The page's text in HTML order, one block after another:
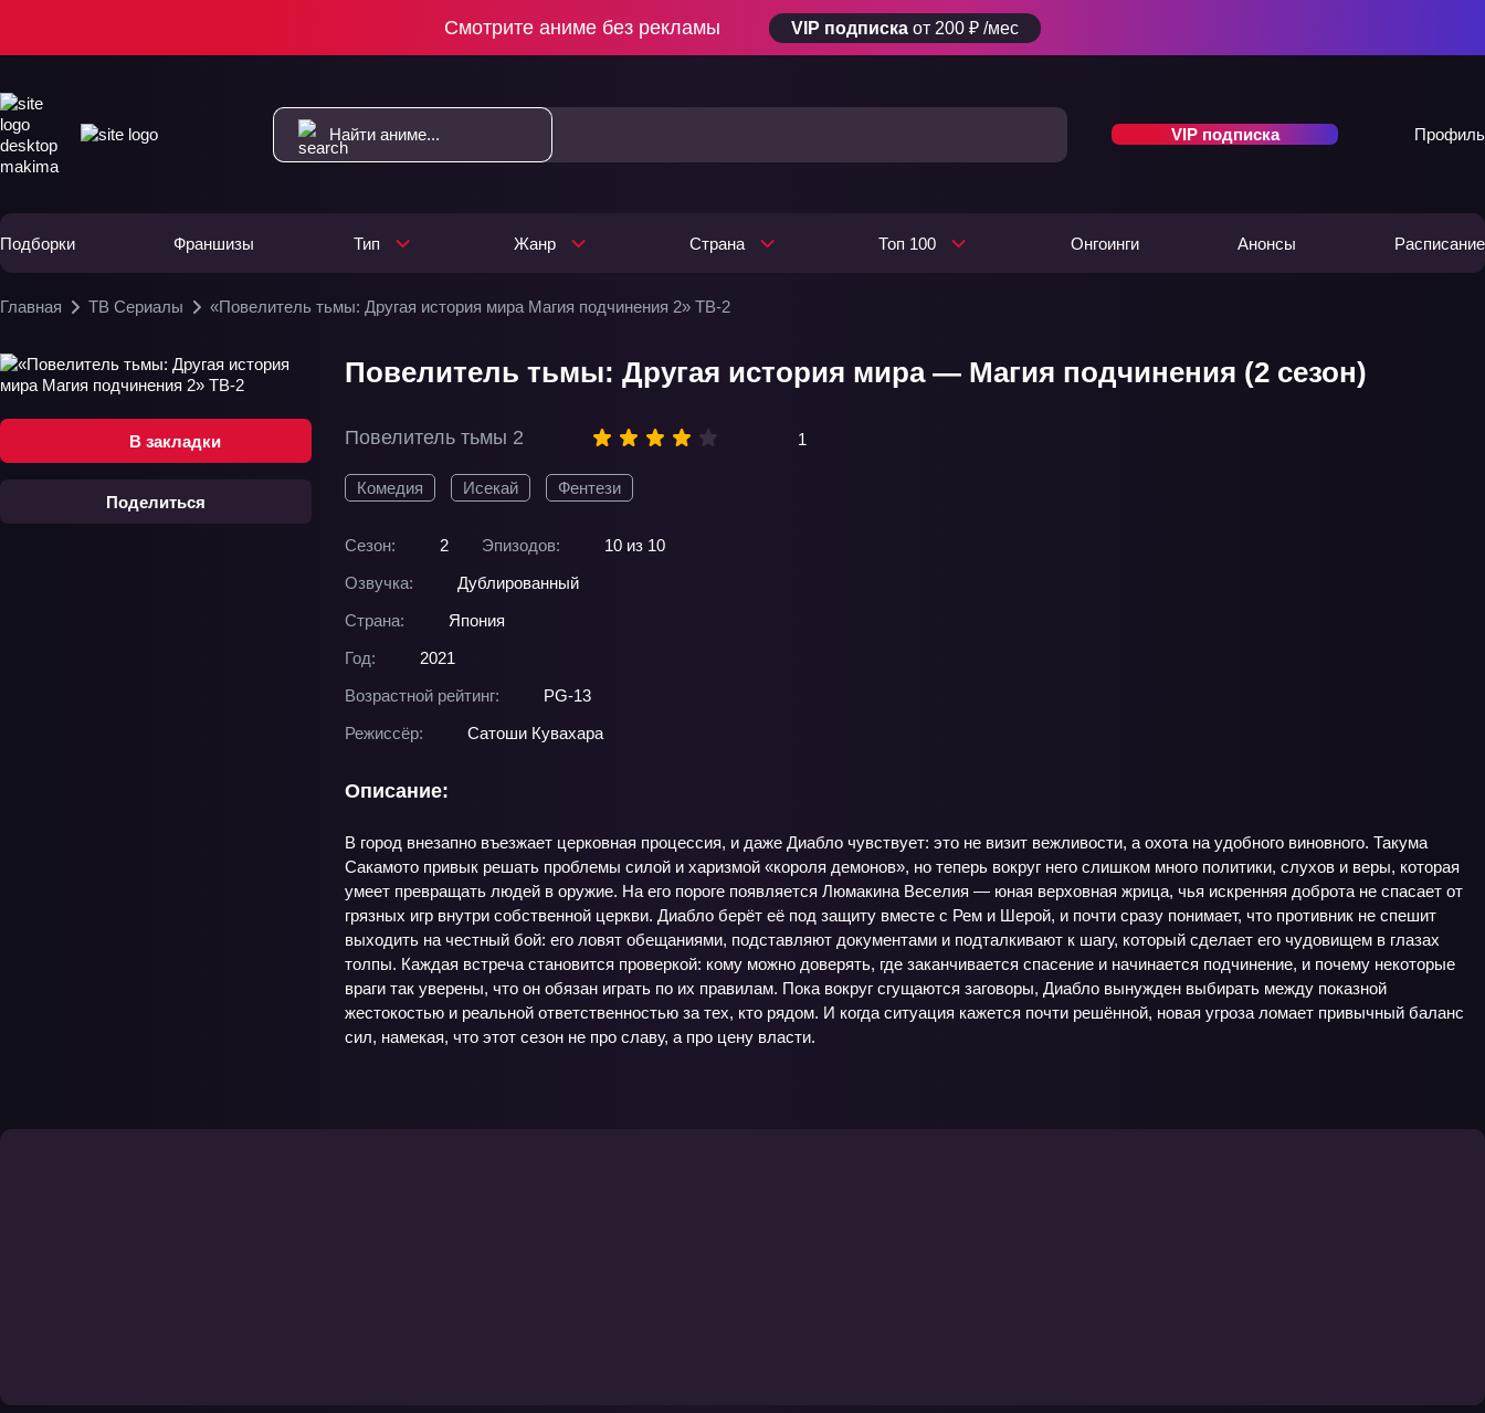
Смотрите аниме без рекламы VIP подписка от 200 ₽ /мес
VIP подписка Профиль
Подборки Франшизы Тип Жанр Страна Топ 100 Онгоинги Анонсы Расписание
Главная ТВ Сериалы «Повелитель тьмы: Другая история мира Магия подчинения 2» ТВ-2
В закладки
Поделиться
Повелитель тьмы: Другая история мира — Магия подчинения (2 сезон)
Повелитель тьмы 2 1
Комедия Исекай Фентези
Сезон: 2 Эпизодов:
10 из 10
Озвучка:
Дублированный
Страна:
Япония
Год:
2021
Возрастной рейтинг:
PG-13
Режиссёр:
Сатоши Кувахара
Описание:
В город внезапно въезжает церковная процессия, и даже Диабло чувствует: это не визит вежливости, а охота на удобного виновного. Такума
Сакамото привык решать проблемы силой и харизмой «короля демонов», но теперь вокруг него слишком много политики, слухов и веры, которая
умеет превращать людей в оружие. На его пороге появляется Люмакина Веселия — юная верховная жрица, чья искренняя доброта не спасает от
грязных игр внутри собственной церкви. Диабло берёт её под защиту вместе с Рем и Шерой, и почти сразу понимает, что противник не спешит
выходить на честный бой: его ловят обещаниями, подставляют документами и подталкивают к шагу, который сделает его чудовищем в глазах
толпы. Каждая встреча становится проверкой: кому можно доверять, где заканчивается спасение и начинается подчинение, и почему некоторые
враги так уверены, что он обязан играть по их правилам. Пока вокруг сгущаются заговоры, Диабло вынужден выбирать между показной
жестокостью и реальной ответственностью за тех, кто рядом. И когда ситуация кажется почти решённой, новая угроза ломает привычный баланс
сил, намекая, что этот сезон не про славу, а про цену власти.